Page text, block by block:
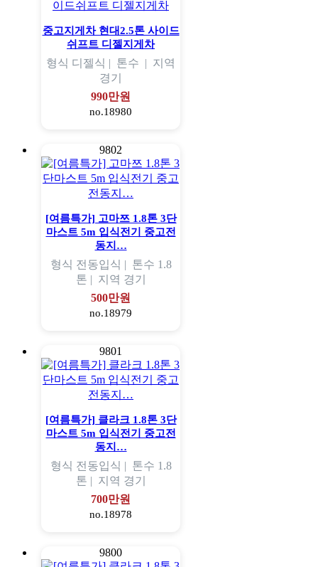
중고지게차 현대2.5톤 사이드
쉬프트 디젤지게차
형식 디젤식 | 톤수 | 지역
경기
990만원
no.18980
9802
[여름특가] 고마쯔 1.8톤 3단
마스트 5m 입식전기 중고전
동지…
형식 전동입식 | 톤수 1.8
톤 | 지역 경기
500만원
no.18979
9801
[여름특가] 클라크 1.8톤 3단
마스트 5m 입식전기 중고전
동지…
형식 전동입식 | 톤수 1.8
톤 | 지역 경기
700만원
no.18978
9800